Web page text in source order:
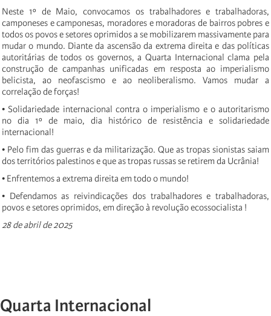
Neste 1º de Maio, convocamos os trabalhadores e trabalhadoras,
camponeses e camponesas, moradores e moradoras de bairros pobres e
todos os povos e setores oprimidos a se mobilizarem massivamente para
mudar o mundo. Diante da ascensão da extrema direita e das políticas
autoritárias de todos os governos, a Quarta Internacional clama pela
construção de campanhas unificadas em resposta ao imperialismo
belicista, ao neofascismo e ao neoliberalismo. Vamos mudar a
correlação de forças!
• Solidariedade internacional contra o imperialismo e o autoritarismo
no dia 1º de maio, dia histórico de resistência e solidariedade
internacional!
• Pelo fim das guerras e da militarização. Que as tropas sionistas saiam
dos territórios palestinos e que as tropas russas se retirem da Ucrânia!
• Enfrentemos a extrema direita em todo o mundo!
• Defendamos as reivindicações dos trabalhadores e trabalhadoras,
povos e setores oprimidos, em direção à revolução ecossocialista !
28 de abril de 2025
Quarta Internacional